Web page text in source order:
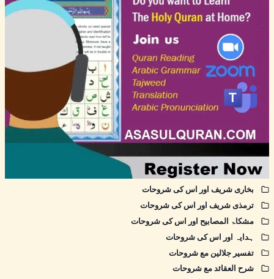
بخاری شریف اور اس کی شروحات
ترمذی شریف اور اس کی شروحات
مشکاۃ المصابیح اور اس کی شروحات
ہدایہ اور اس کی شروحات
تفسیر جلالین مع شروحات
شرح العقائد مع شروحات